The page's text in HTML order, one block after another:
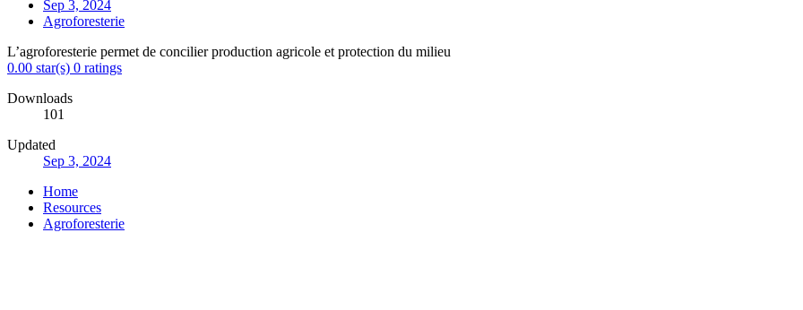
Sep 3, 2024
Agroforesterie
L’agroforesterie permet de concilier production agricole et protection du milieu
0.00 star(s) 0 ratings
Downloads
101
Updated
Sep 3, 2024
Home
Resources
Agroforesterie